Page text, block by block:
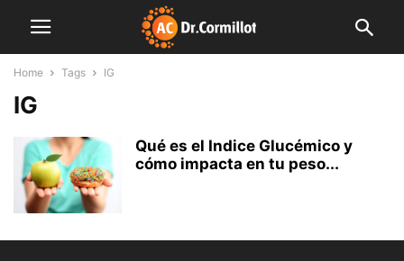
Home Tags IG
IG
Qué es el Indice Glucémico y
cómo impacta en tu peso...